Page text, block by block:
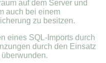
auf dem Server und
auch bei einem
zu besitzen.
eines SQL-Imports durch
durch den Einsatz
überwunden.